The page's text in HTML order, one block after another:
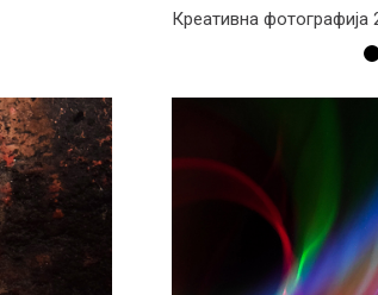
Креативна фотографија